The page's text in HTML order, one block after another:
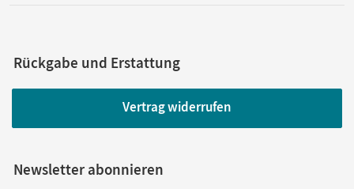
Rückgabe und Erstattung
Vertrag widerrufen
Newsletter abonnieren